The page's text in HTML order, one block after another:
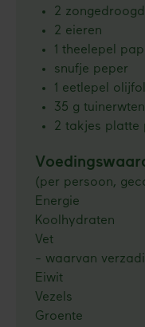
2
2 eieren
1 theelepel
snufje peper
1 eetlepel
35 g tuinerwten
2 takjes platte
(per persoon,
Energie
Koolhydraten
Vet
- waarvan
Eiwit
Vezels
Groente